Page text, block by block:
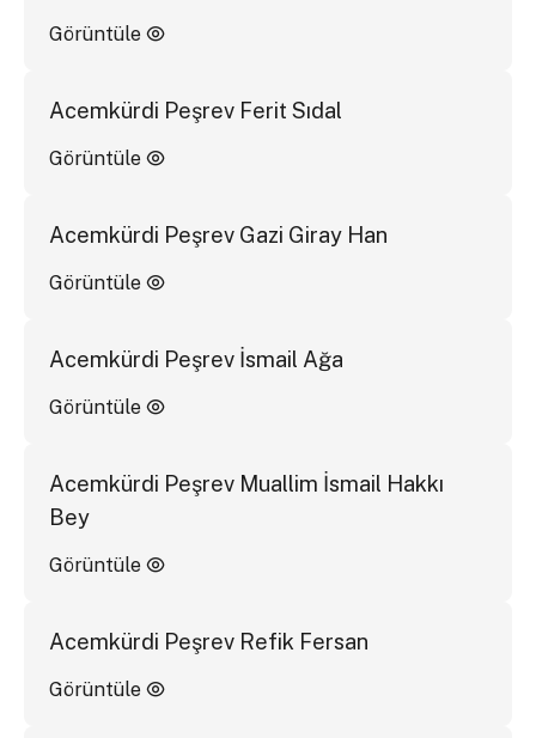
Görüntüle
Acemkürdi Peşrev Ferit Sıdal
Görüntüle
Acemkürdi Peşrev Gazi Giray Han
Görüntüle
Acemkürdi Peşrev İsmail Ağa
Görüntüle
Acemkürdi Peşrev Muallim İsmail Hakkı
Bey
Görüntüle
Acemkürdi Peşrev Refik Fersan
Görüntüle